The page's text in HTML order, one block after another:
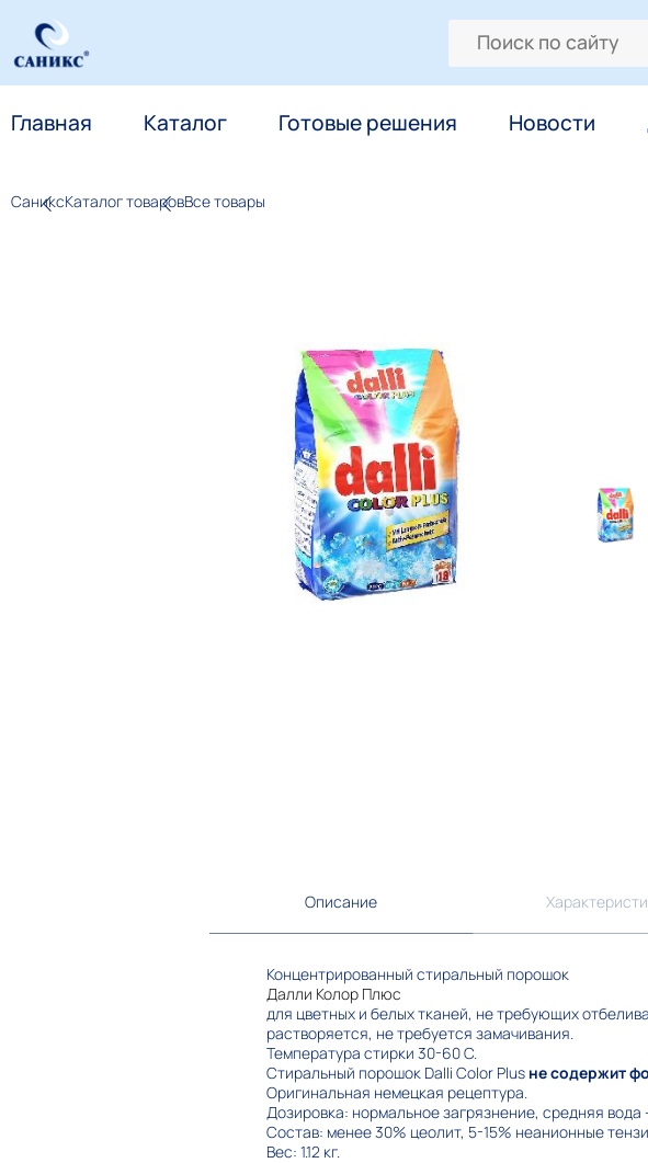
Главная Каталог Готовые решения Новости
СаниксКаталог товаровВсе товары
Описание
Концентрированный стиральный порошок
Далли Колор Плюс
для цветных и белых тканей, не требующих
растворяется, не требуется замачивания.
Температура стирки 30-60 С.
Стиральный порошок Dalli Color Plus не содержит
Оригинальная немецкая рецептура.
Дозировка: нормальное загрязнение, средняя вода
Состав: менее 30% цеолит, 5-15% неанионные
Вес: 1.12 кг.